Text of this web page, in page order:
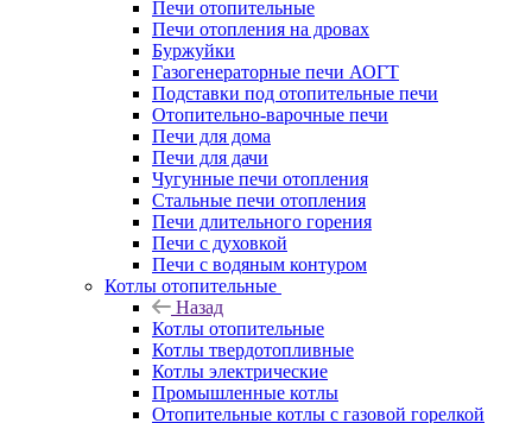
Печи отопительные
Печи отопления на дровах
Буржуйки
Газогенераторные печи АОГТ
Подставки под отопительные печи
Отопительно-варочные печи
Печи для дома
Печи для дачи
Чугунные печи отопления
Стальные печи отопления
Печи длительного горения
Печи с духовкой
Печи с водяным контуром
Котлы отопительные
Назад
Котлы отопительные
Котлы твердотопливные
Котлы электрические
Промышленные котлы
Отопительные котлы с газовой горелкой